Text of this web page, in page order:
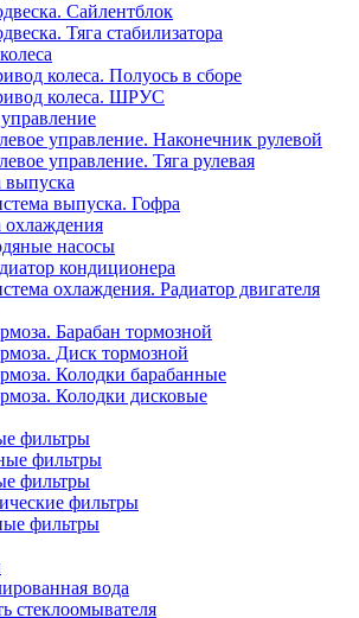
Сайлентблок
Тяга стабилизатора
колеса. Полуось в сборе
колеса. ШРУС
управление. Наконечник рулевой
управление. Тяга рулевая
выпуска
выпуска. Гофра
охлаждения
насосы
кондиционера
охлаждения. Радиатор двигателя
Барабан тормозной
Диск тормозной
Колодки барабанные
Колодки дисковые
фильтры
фильтры
фильтры
фильтры
фильтры
вода
стеклоомывателя